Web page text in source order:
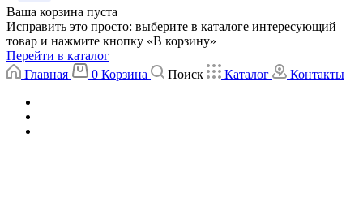
Ваша корзина пуста
Исправить это просто: выберите в каталоге интересующий
товар и нажмите кнопку «В корзину»
Перейти в каталог
Главная
0 Корзина Поиск Каталог Контакты